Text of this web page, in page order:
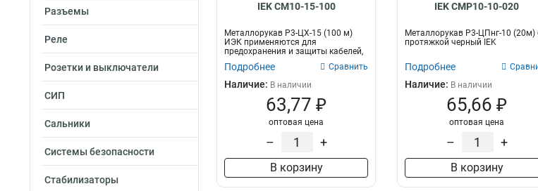
Разъемы
Реле
Розетки и выключатели
СИП
Сальники
Системы безопасности
Стабилизаторы
IEK CM10-15-100
Металлорукав Р3-ЦХ-15 (100 м)
ИЭК применяются для
предохранения и защиты кабелей,
проводов, гиб...
Подробнее Сравнить
Наличие: В наличии
63,77 ₽
оптовая цена
– +
В корзину
IEK CMP10-10-020
Металлорукав Р3-ЦПнг-10 (20м)
протяжкой черный IEK
Подробнее
Наличие: В наличии
65,66 ₽
оптовая цена
– +
В корзину